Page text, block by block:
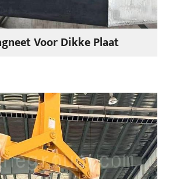
Voor Dikke Plaat